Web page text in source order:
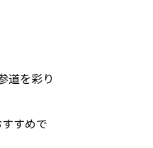
道を彩り
すめで